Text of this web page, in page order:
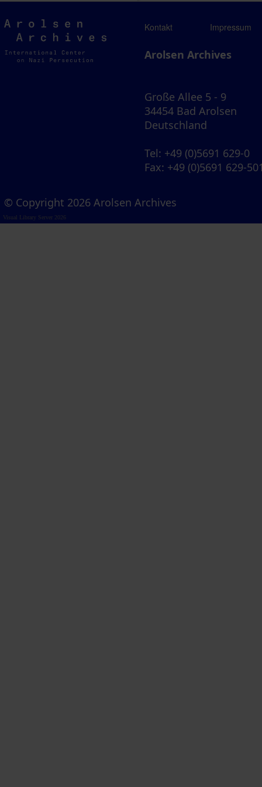
Arolsen
Archives
Kontakt Impressum
Arolsen Archives
Große Allee 5 - 9
34454 Bad Arolsen
Deutschland
Tel: +49 (0)5691 629-0
Fax: +49 (0)5691 629-
© Copyright 2026 Arolsen Archives
Visual Library Server 2026